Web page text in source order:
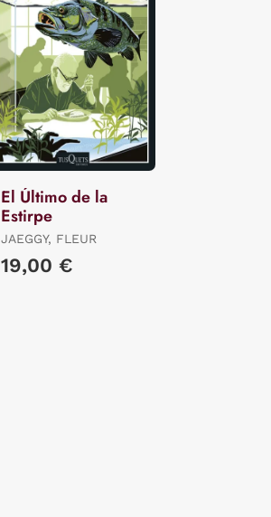
El Último de la
Estirpe
JAEGGY, FLEUR
19,00 €